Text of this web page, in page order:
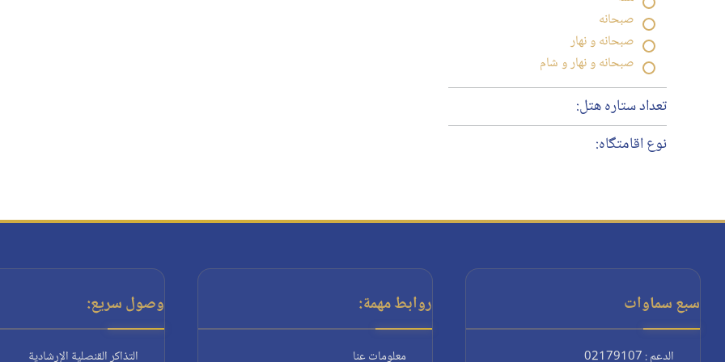
صبحانه
صبحانه و نهار
صبحانه و نهار و شام
تعداد ستاره هتل:
نوع اقامتگاه:
سبع سماوات
الدعم : 02179107
روابط مهمة:
معلومات عنا
وصول سريع:
التذاكر القنصلية الإرشادية